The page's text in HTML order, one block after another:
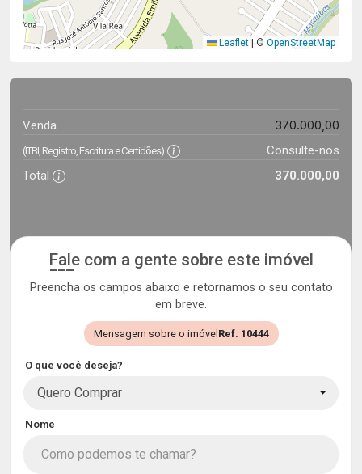
Leaflet © OpenStreetMap
Venda 370.000,00
(ITBI, Registro, Escritura e Certidões)
Consulte-nos
Total
370.000,00
Fale com a gente sobre este imóvel
Preencha os campos abaixo e retornamos o seu contato
em breve.
Mensagem sobre o imóvel Ref. 10444
O que você deseja?
Quero Comprar
Nome